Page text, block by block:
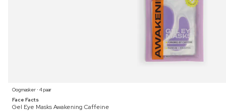
Oogmasker ⋅ 4 paar
Face Facts
Gel Eye Masks Awakening Caffeine